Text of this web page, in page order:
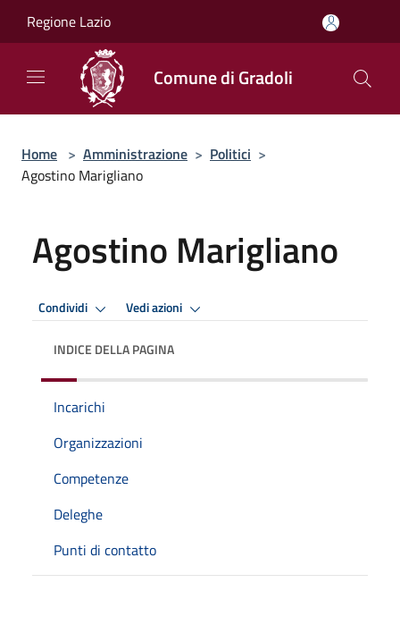
Regione Lazio
Comune di Gradoli
Home > Amministrazione > Politici >
Agostino Marigliano
Agostino Marigliano
Condividi Vedi azioni
INDICE DELLA PAGINA
Incarichi
Organizzazioni
Competenze
Deleghe
Punti di contatto